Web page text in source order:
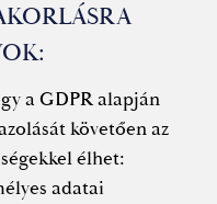
a GDPR alapján
követően az
élhet:
adatai